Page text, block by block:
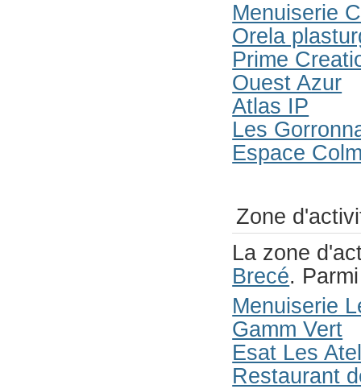
Menuiserie
Orela
Prime
Ouest Azur
Atlas IP
Les
Espace
Zone
La zone
Brecé.
Menuiserie
Gamm Vert
Esat Les
Restaurant